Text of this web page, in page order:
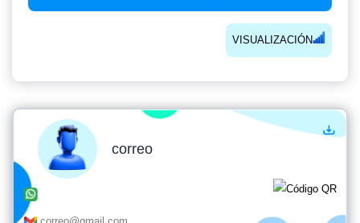
VISUALIZACIÓN
correo
correo@gmail.com